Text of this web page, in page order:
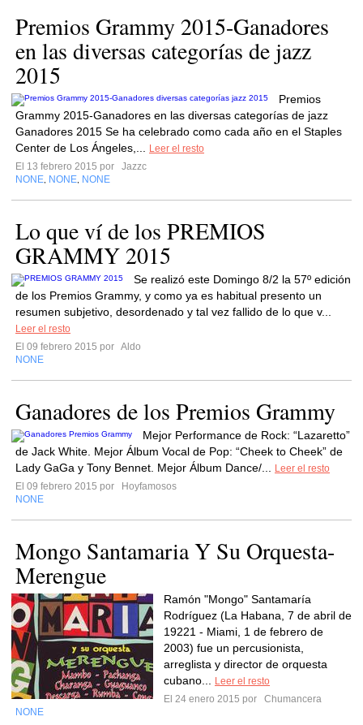
Premios Grammy 2015-Ganadores
en las diversas categorías de jazz
2015
Premios
Grammy 2015-Ganadores en las diversas categorías de jazz
Ganadores 2015 Se ha celebrado como cada año en el Staples
Center de Los Ángeles,...
Leer el resto
El 13 febrero 2015 por
Jazzc
NONE NONE NONE
Lo que ví de los PREMIOS
GRAMMY 2015
Se realizó este Domingo 8/2 la 57º edición
de los Premios Grammy, y como ya es habitual presento un
resumen subjetivo, desordenado y tal vez fallido de lo que v...
Leer el resto
El 09 febrero 2015 por Aldo
NONE
Ganadores de los Premios Grammy
Mejor Performance de Rock: “Lazaretto”
de Jack White. Mejor Álbum Vocal de Pop: “Cheek to Cheek” de
Lady GaGa y Tony Bennet. Mejor Álbum Dance/...
Leer el resto
El 09 febrero 2015 por
Hoyfamosos
NONE
Mongo Santamaria Y Su Orquesta-
Merengue
Ramón "Mongo" Santamaría
Rodríguez (La Habana, 7 de abril de
19221 - Miami, 1 de febrero de
2003) fue un percusionista,
arreglista y director de orquesta
cubano...
Leer el resto
El 24 enero 2015 por
Chumancera
NONE